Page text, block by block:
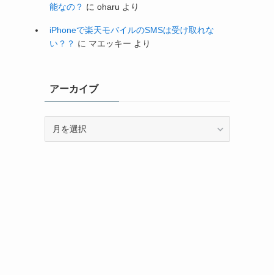
能なの？ に oharu より
iPhoneで楽天モバイルのSMSは受け取れな
い？？ に マエッキー より
アーカイブ